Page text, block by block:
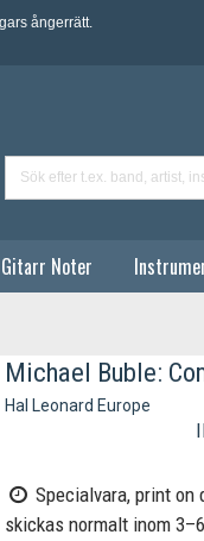
ångerrätt.
Gitarr Noter
Michael Buble:
Hal Leonard Europe
Specialvara, print on
skickas normalt inom